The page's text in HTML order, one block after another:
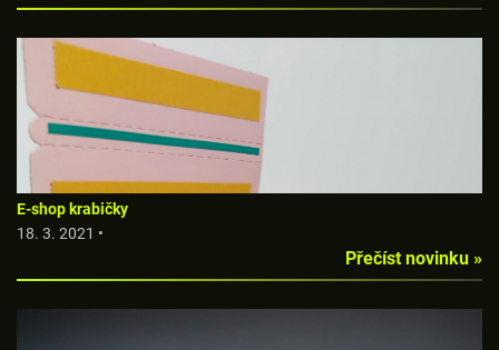
E-shop krabičky
18. 3. 2021 •
Přečíst novinku »